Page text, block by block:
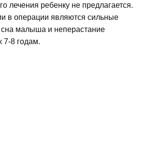
лечения ребенку не предлагается.
в операции являются сильные
малыша и неперастание
7-8 годам.